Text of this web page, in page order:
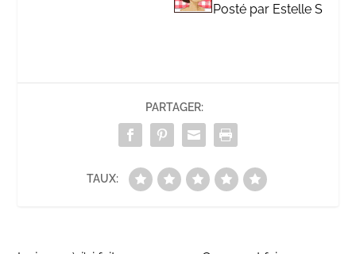
Posté par Estelle S
PARTAGER:
TAUX: